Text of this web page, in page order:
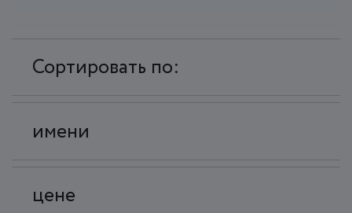
Сортировать по:
имени
цене